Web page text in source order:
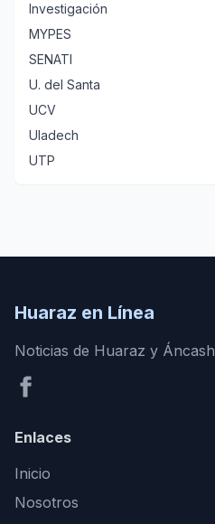
Investigación
MYPES
SENATI
U. del Santa
UCV
Uladech
UTP
Huaraz en Línea
Noticias de Huaraz y Áncash
Enlaces
Inicio
Nosotros